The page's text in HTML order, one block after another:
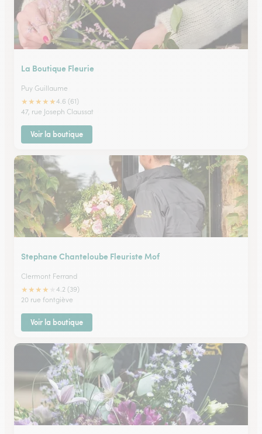
La Boutique Fleurie
Puy Guillaume
★★★★★4.6 (61)
47, rue Joseph Claussat
Voir la boutique
Stephane Chanteloube Fleuriste Mof
Clermont Ferrand
★★★★
4.2 (39)
20 rue fontgiève
Voir la boutique